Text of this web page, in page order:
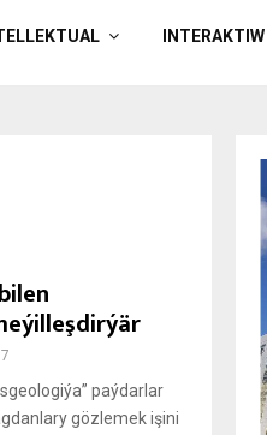
INTERAKTIW
paýdarlar
gözlemek işini